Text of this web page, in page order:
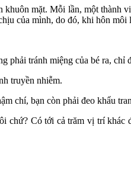
mặt. Mỗi lần, một thành
của mình, do đó, khi hôn môi
phải tránh miệng của bé ra,
truyền nhiễm.
chí, bạn còn phải đeo khẩu
Có tới cả trăm vị trí